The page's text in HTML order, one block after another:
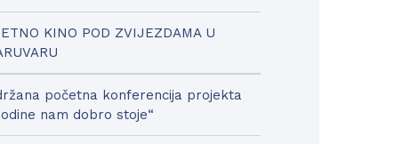
KINO POD ZVIJEZDAMA U
početna konferencija projekta
nam dobro stoje“